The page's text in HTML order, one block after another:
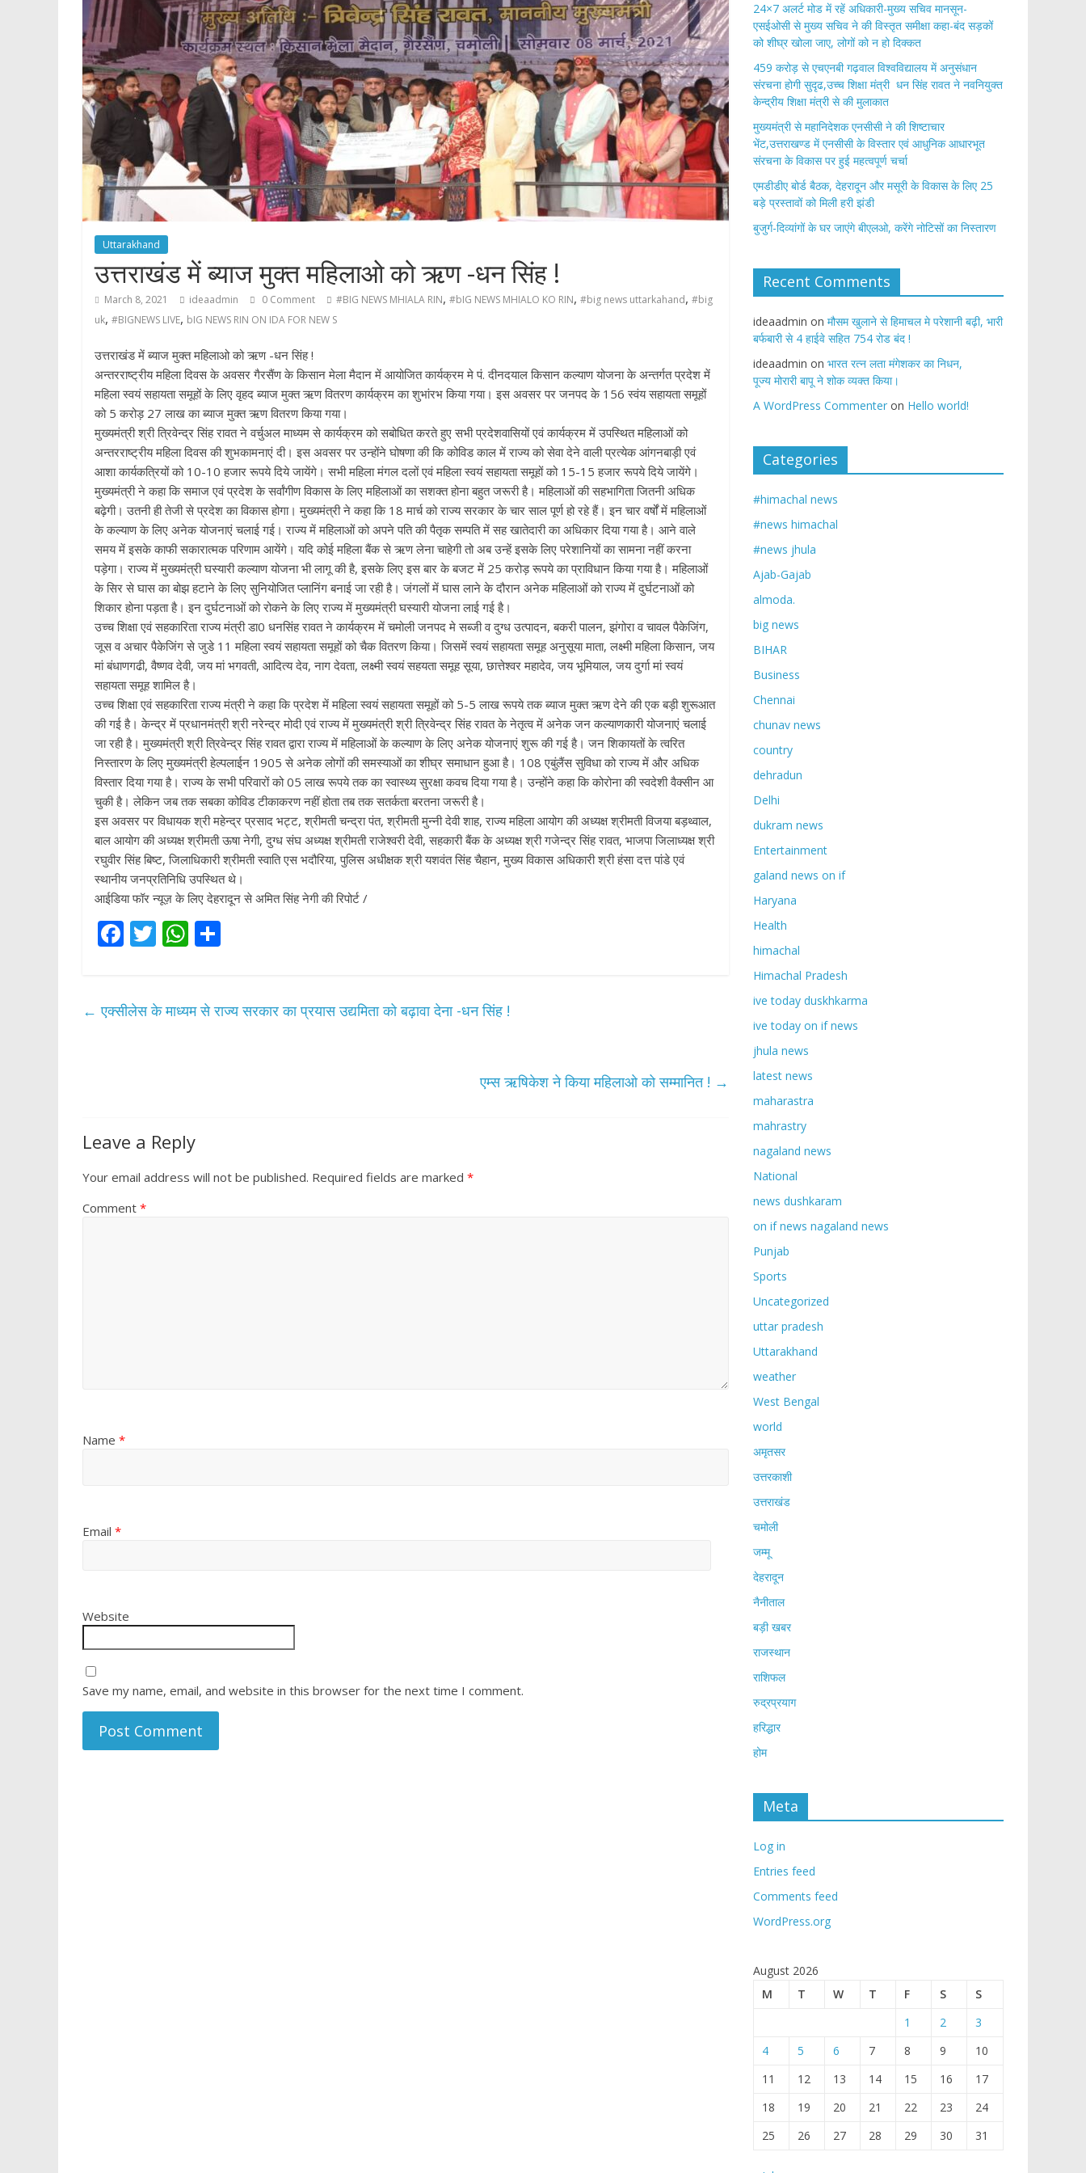
Uttarakhand
उत्तराखंड में ब्याज मुक्त महिलाओ को ऋण -धन सिंह !
March 8, 2021 ideaadmin 0 Comment #BIG NEWS MHIALA RIN, #bIG NEWS MHIALO KO RIN, #big news uttarkahand, #big
uk, #BIGNEWS LIVE, bIG NEWS RIN ON IDA FOR NEW S
उत्तराखंड में ब्याज मुक्त महिलाओ को ऋण -धन सिंह !
अन्तरराष्ट्रीय महिला दिवस के अवसर गैरसैंण के किसान मेला मैदान में आयोजित कार्यक्रम मे पं. दीनदयाल किसान कल्याण योजना के अन्तर्गत प्रदेश में
महिला स्वयं सहायता समूहों के लिए वृहद ब्याज मुक्त ऋण वितरण कार्यक्रम का शुभांरभ किया गया। इस अवसर पर जनपद के 156 स्वंय सहायता समूहों
को 5 करोड़ 27 लाख का ब्याज मुक्त ऋण वितरण किया गया।
मुख्यमंत्री श्री त्रिवेन्द्र सिंह रावत ने वर्चुअल माध्यम से कार्यक्रम को सबोधित करते हुए सभी प्रदेशवासियों एवं कार्यक्रम में उपस्थित महिलाओं को
अन्तरराष्ट्रीय महिला दिवस की शुभकामनाएं दी। इस अवसर पर उन्होंने घोषणा की कि कोविड काल में राज्य को सेवा देने वाली प्रत्येक आंगनबाड़ी एवं
आशा कार्यकत्रियों को 10-10 हजार रूपये दिये जायेंगे। सभी महिला मंगल दलों एवं महिला स्वयं सहायता समूहों को 15-15 हजार रूपये दिये जायेंगे।
मुख्यमंत्री ने कहा कि समाज एवं प्रदेश के सर्वांगीण विकास के लिए महिलाओं का सशक्त होना बहुत जरूरी है। महिलाओं की सहभागिता जितनी अधिक
बढ़ेगी। उतनी ही तेजी से प्रदेश का विकास होगा। मुख्यमंत्री ने कहा कि 18 मार्च को राज्य सरकार के चार साल पूर्ण हो रहे हैं। इन चार वर्षों में महिलाओं
के कल्याण के लिए अनेक योजनाएं चलाई गई। राज्य में महिलाओं को अपने पति की पैतृक सम्पति में सह खातेदारी का अधिकार दिया गया है। आने वाले
समय में इसके काफी सकारात्मक परिणाम आयेंगे। यदि कोई महिला बैंक से ऋण लेना चाहेगी तो अब उन्हें इसके लिए परेशानियों का सामना नहीं करना
पड़ेगा। राज्य में मुख्यमंत्री घस्यारी कल्याण योजना भी लागू की है, इसके लिए इस बार के बजट में 25 करोड़ रूपये का प्राविधान किया गया है। महिलाओं
के सिर से घास का बोझ हटाने के लिए सुनियोजित प्लानिंग बनाई जा रही है। जंगलों में घास लाने के दौरान अनेक महिलाओं को राज्य में दुर्घटनाओं को
शिकार होना पड़ता है। इन दुर्घटनाओं को रोकने के लिए राज्य में मुख्यमंत्री घस्यारी योजना लाई गई है।
उच्च शिक्षा एवं सहकारिता राज्य मंत्री डा0 धनसिंह रावत ने कार्यक्रम में चमोली जनपद मे सब्जी व दुग्ध उत्पादन, बकरी पालन, झंगोरा व चावल पैकेजिंग,
जूस व अचार पैकेजिंग से जुडे 11 महिला स्वयं सहायता समूहों को चैक वितरण किया। जिसमें स्वयं सहायता समूह अनुसूया माता, लक्ष्मी महिला किसान, जय
मां बंधाणगढी, वैष्णव देवी, जय मां भगवती, आदित्य देव, नाग देवता, लक्ष्मी स्वयं सहयता समूह सूया, छात्तेश्वर महादेव, जय भूमियाल, जय दुर्गा मां स्वयं
सहायता समूह शामिल है।
उच्च शिक्षा एवं सहकारिता राज्य मंत्री ने कहा कि प्रदेश में महिला स्वयं सहायता समूहों को 5-5 लाख रूपये तक ब्याज मुक्त ऋण देने की एक बड़ी शुरूआत
की गई है। केन्द्र में प्रधानमंत्री श्री नरेन्द्र मोदी एवं राज्य में मुख्यमंत्री श्री त्रिवेन्द्र सिंह रावत के नेतृत्व में अनेक जन कल्याणकारी योजनाएं चलाई
जा रही है। मुख्यमंत्री श्री त्रिवेन्द्र सिंह रावत द्वारा राज्य में महिलाओं के कल्याण के लिए अनेक योजनाएं शुरू की गई है। जन शिकायतों के त्वरित
निस्तारण के लिए मुख्यमंत्री हेल्पलाईन 1905 से अनेक लोगों की समस्याओं का शीघ्र समाधान हुआ है। 108 एबुंलैंस सुविधा को राज्य में और अधिक
विस्तार दिया गया है। राज्य के सभी परिवारों को 05 लाख रूपये तक का स्वास्थ्य सुरक्षा कवच दिया गया है। उन्होंने कहा कि कोरोना की स्वदेशी वैक्सीन आ
चुकी है। लेकिन जब तक सबका कोविड टीकाकरण नहीं होता तब तक सतर्कता बरतना जरूरी है।
इस अवसर पर विधायक श्री महेन्द्र प्रसाद भट्ट, श्रीमती चन्द्रा पंत, श्रीमती मुन्नी देवी शाह, राज्य महिला आयोग की अध्यक्ष श्रीमती विजया बड़थ्वाल,
बाल आयोग की अध्यक्ष श्रीमती ऊषा नेगी, दुग्ध संघ अध्यक्ष श्रीमती राजेश्वरी देवी, सहकारी बैंक के अध्यक्ष श्री गजेन्द्र सिंह रावत, भाजपा जिलाध्यक्ष श्री
रघुवीर सिंह बिष्ट, जिलाधिकारी श्रीमती स्वाति एस भदौरिया, पुलिस अधीक्षक श्री यशवंत सिंह चैहान, मुख्य विकास अधिकारी श्री हंसा दत्त पांडे एवं
स्थानीय जनप्रतिनिधि उपस्थित थे।
आईडिया फॉर न्यूज़ के लिए देहरादून से अमित सिंह नेगी की रिपोर्ट /
F
b
T
er
W
s e
← एक्सीलेस के माध्यम से राज्य सरकार का प्रयास उद्यमिता को बढ़ावा देना -धन सिंह !
एम्स ऋषिकेश ने किया महिलाओ को सम्मानित ! →
Leave a Reply
Your email address will not be published. Required fields are marked *
Comment *
Name *
Email *
Website
Save my name, email, and website in this browser for the next time I comment.
24×7 अलर्ट मोड में रहें अधिकारी-मुख्य सचिव मानसून-
एसईओसी से मुख्य सचिव ने की विस्तृत समीक्षा कहा-बंद सड़कों
को शीघ्र खोला जाए, लोगों को न हो दिक्कत
459 करोड़ से एचएनबी गढ़वाल विश्वविद्यालय में अनुसंधान
संरचना होगी सुदृढ,उच्च शिक्षा मंत्री धन सिंह रावत ने नवनियुक्त
केन्द्रीय शिक्षा मंत्री से की मुलाकात
मुख्यमंत्री से महानिदेशक एनसीसी ने की शिष्टाचार
भेंट,उत्तराखण्ड में एनसीसी के विस्तार एवं आधुनिक आधारभूत
संरचना के विकास पर हुई महत्वपूर्ण चर्चा
एमडीडीए बोर्ड बैठक, देहरादून और मसूरी के विकास के लिए 25
बड़े प्रस्तावों को मिली हरी झंडी
बुजुर्ग-दिव्यांगों के घर जाएंगे बीएलओ, करेंगे नोटिसों का निस्तारण
Recent Comments
ideaadmin on मौसम खुलाने से हिमाचल मे परेशानी बढ़ी, भारी
बर्फबारी से 4 हाईवे सहित 754 रोड बंद !
ideaadmin on भारत रत्न लता मंगेशकर का निधन,
पूज्य मोरारी बापू ने शोक व्यक्त किया।
A WordPress Commenter on Hello world!
Categories
#himachal news
#news himachal
#news jhula
Ajab-Gajab
almoda.
big news
BIHAR
Business
Chennai
chunav news
country
dehradun
Delhi
dukram news
Entertainment
galand news on if
Haryana
Health
himachal
Himachal Pradesh
ive today duskhkarma
ive today on if news
jhula news
latest news
maharastra
mahrastry
nagaland news
National
news dushkaram
on if news nagaland news
Punjab
Sports
Uncategorized
uttar pradesh
Uttarakhand
weather
West Bengal
world
अमृतसर
उत्तरकाशी
उत्तराखंड
चमोली
जम्मू
देहरादून
नैनीताल
बड़ी खबर
राजस्थान
राशिफल
रुद्रप्रयाग
हरिद्धार
होम
Meta
Log in
Entries feed
Comments feed
WordPress.org
August 2026
M
T W T F S
S
1
2
3
4
5 6 7 8 9
10
11
12 13 14 15 16
17
18
19 20 21 22 23
24
25
26 27 28 29 30 31